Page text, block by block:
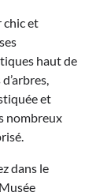
chic et
haut de
et
nombreux
dans le